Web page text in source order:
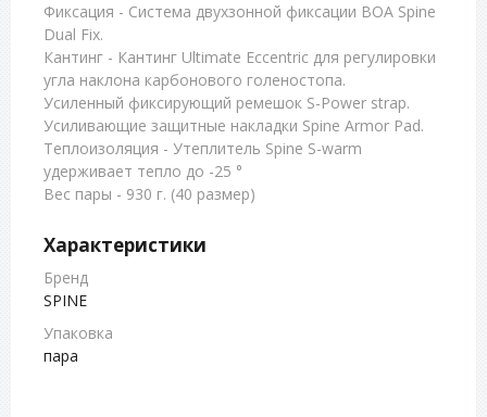
Фиксация - Система двухзонной фиксации BOA Spine
Dual Fix.
Кантинг - Кантинг Ultimate Eccentric для регулировки
угла наклона карбонового голеностопа.
Усиленный фиксирующий ремешок S-Power strap.
Усиливающие защитные накладки Spine Armor Pad.
Теплоизоляция - Утеплитель Spine S-warm
удерживает тепло до -25 °
Вес пары - 930 г. (40 размер)
Характеристики
Бренд
SPINE
Упаковка
пара